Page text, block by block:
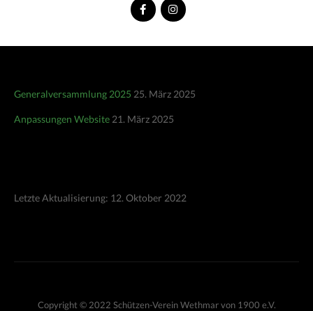
Generalversammlung 2025 25. März 2025
Anpassungen Website 21. März 2025
Letzte Aktualisierung: 12. Oktober 2022
Copyright © 2022 Schützen-Verein Wethmar von 1900 e.V.